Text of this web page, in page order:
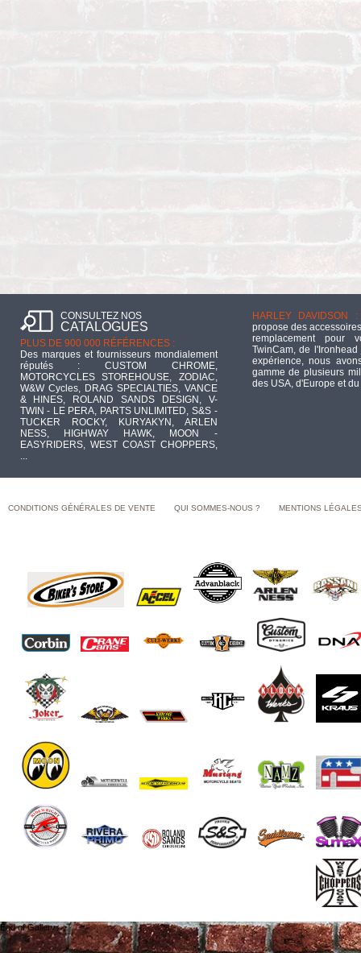
CONSULTEZ NOS
CATALOGUES
PLUS DE 900 000 RÉFÉRENCES :
Des marques et fournisseurs mondialement
réputés : CUSTOM CHROME,
MOTORCYCLES STOREHOUSE, ZODIAC,
W&W Cycles, DRAG SPECIALTIES, VANCE
& HINES, ROLAND SANDS DESIGN, V-
TWIN - LE PERA, PARTS UNLIMITED, S&S -
TUCKER ROCKY, KURYAKYN, ARLEN
NESS, HIGHWAY HAWK, MOON -
EASYRIDERS, WEST COAST CHOPPERS,
HARLEY DAVIDSON :
propose des
remplacement pour
TwinCam, de
expérience, nous
gamme de plusieurs
des USA, d'Europe et
CONDITIONS GÉNÉRALES DE VENTE QUI SOMMES-NOUS ? MENTIONS
End of Gallery